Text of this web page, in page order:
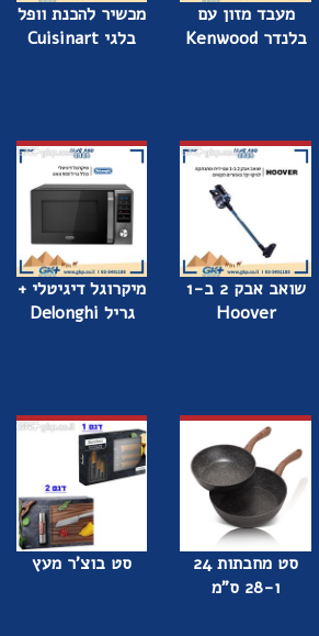
מעבד מזון עם
בלנדר Kenwood
מכשיר להכנת וופל
בלגי Cuisinart
שואב אבק 2 ב-1
Hoover
מיקרוגל דיגיטלי +
גריל Delonghi
סט מחבתות 24
ו-28 ס"מ
סט בוצ'ר מעץ